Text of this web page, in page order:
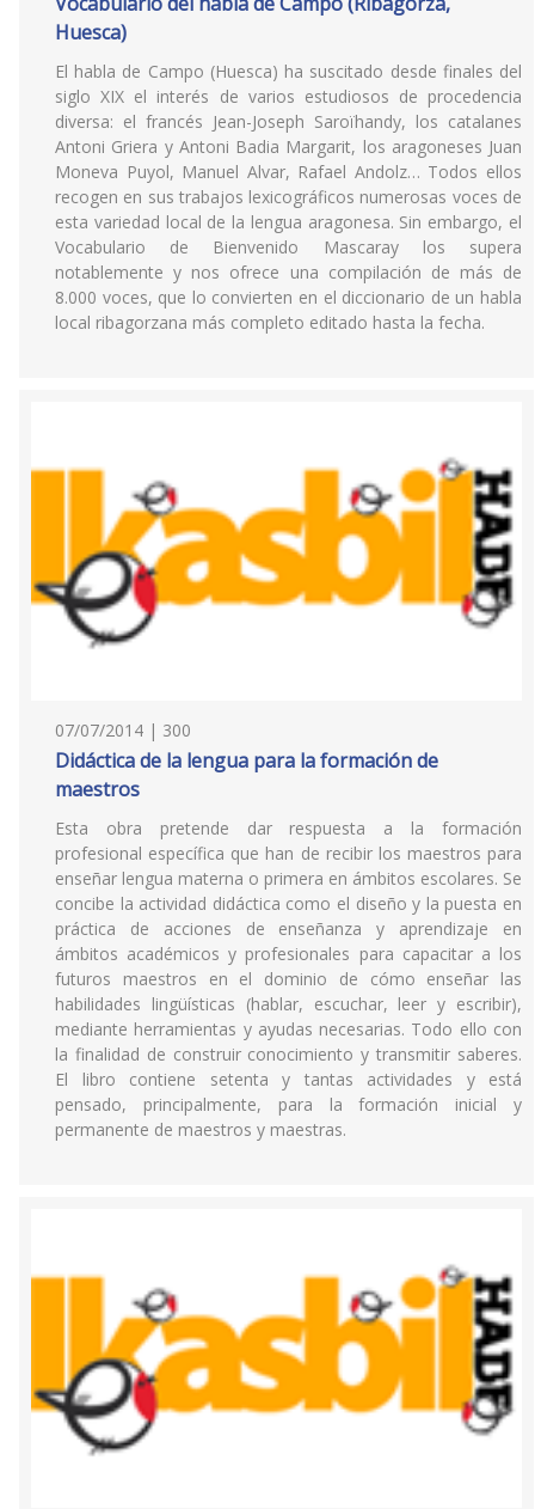
Huesca)
El habla de Campo (Huesca) ha suscitado desde finales del
siglo XIX el interés de varios estudiosos de procedencia
diversa: el francés Jean-Joseph Saroïhandy, los catalanes
Antoni Griera y Antoni Badia Margarit, los aragoneses Juan
Moneva Puyol, Manuel Alvar, Rafael Andolz… Todos ellos
recogen en sus trabajos lexicográficos numerosas voces de
esta variedad local de la lengua aragonesa. Sin embargo, el
Vocabulario de Bienvenido Mascaray los supera
notablemente y nos ofrece una compilación de más de
8.000 voces, que lo convierten en el diccionario de un habla
local ribagorzana más completo editado hasta la fecha.
07/07/2014 | 300
Didáctica de la lengua para la formación de
maestros
Esta obra pretende dar respuesta a la formación
profesional específica que han de recibir los maestros para
enseñar lengua materna o primera en ámbitos escolares. Se
concibe la actividad didáctica como el diseño y la puesta en
práctica de acciones de enseñanza y aprendizaje en
ámbitos académicos y profesionales para capacitar a los
futuros maestros en el dominio de cómo enseñar las
habilidades lingüísticas (hablar, escuchar, leer y escribir),
mediante herramientas y ayudas necesarias. Todo ello con
la finalidad de construir conocimiento y transmitir saberes.
El libro contiene setenta y tantas actividades y está
pensado, principalmente, para la formación inicial y
permanente de maestros y maestras.